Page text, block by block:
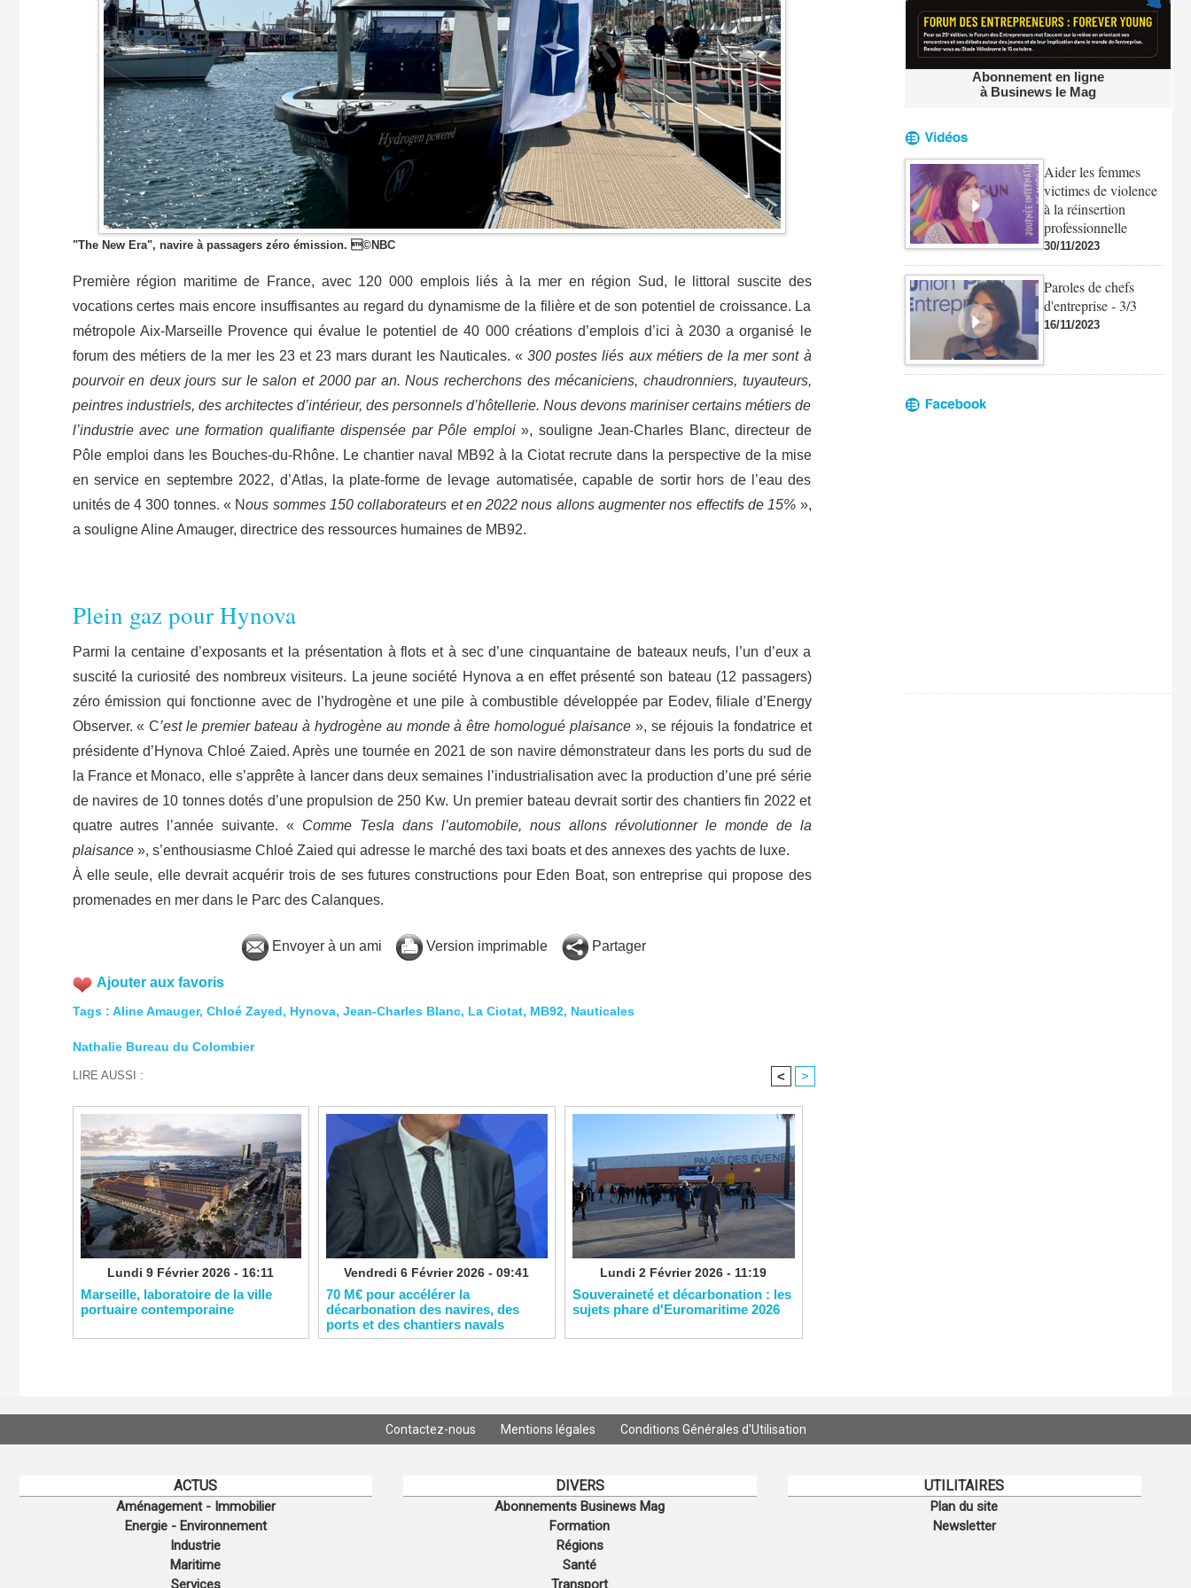
"The New Era", navire à passagers zéro émission. ©NBC
Première région maritime de France, avec 120 000 emplois liés à la mer en région Sud, le littoral suscite des
vocations certes mais encore insuffisantes au regard du dynamisme de la filière et de son potentiel de croissance. La
métropole Aix-Marseille Provence qui évalue le potentiel de 40 000 créations d’emplois d’ici à 2030 a organisé le
forum des métiers de la mer les 23 et 23 mars durant les Nauticales. « 300 postes liés aux métiers de la mer sont à
pourvoir en deux jours sur le salon et 2000 par an. Nous recherchons des mécaniciens, chaudronniers, tuyauteurs,
peintres industriels, des architectes d’intérieur, des personnels d’hôtellerie. Nous devons mariniser certains métiers de
l’industrie avec une formation qualifiante dispensée par Pôle emploi », souligne Jean-Charles Blanc, directeur de
Pôle emploi dans les Bouches-du-Rhône. Le chantier naval MB92 à la Ciotat recrute dans la perspective de la mise
en service en septembre 2022, d’Atlas, la plate-forme de levage automatisée, capable de sortir hors de l’eau des
unités de 4 300 tonnes. « Nous sommes 150 collaborateurs et en 2022 nous allons augmenter nos effectifs de 15% »,
a souligne Aline Amauger, directrice des ressources humaines de MB92.
​Plein gaz pour Hynova
Parmi la centaine d’exposants et la présentation à flots et à sec d’une cinquantaine de bateaux neufs, l’un d’eux a
suscité la curiosité des nombreux visiteurs. La jeune société Hynova a en effet présenté son bateau (12 passagers)
zéro émission qui fonctionne avec de l’hydrogène et une pile à combustible développée par Eodev, filiale d’Energy
Observer. « C’est le premier bateau à hydrogène au monde à être homologué plaisance», se réjouis la fondatrice et
présidente d’Hynova Chloé Zaied. Après une tournée en 2021 de son navire démonstrateur dans les ports du sud de
la France et Monaco, elle s’apprête à lancer dans deux semaines l’industrialisation avec la production d’une pré série
de navires de 10 tonnes dotés d’une propulsion de 250 Kw. Un premier bateau devrait sortir des chantiers fin 2022 et
quatre autres l’année suivante. « Comme Tesla dans l’automobile, nous allons révolutionner le monde de la
plaisance », s’enthousiasme Chloé Zaied qui adresse le marché des taxi boats et des annexes des yachts de luxe.
À elle seule, elle devrait acquérir trois de ses futures constructions pour Eden Boat, son entreprise qui propose des
promenades en mer dans le Parc des Calanques.
Envoyer à un ami Version imprimable Partager
Ajouter aux favoris
Tags: Aline Amauger, Chloé Zayed, Hynova, Jean-Charles Blanc, La Ciotat, MB92, Nauticales
Nathalie Bureau du Colombier
LIRE AUSSI : < >
Lundi 9 Février 2026 - 16:11
​Marseille, laboratoire de la ville
portuaire contemporaine
Vendredi 6 Février 2026 - 09:41
​70 M€ pour accélérer la
décarbonation des navires, des
ports et des chantiers navals
Lundi 2 Février 2026 - 11:19
Souveraineté et décarbonation : les
sujets phare d'Euromaritime 2026
Abonnement en ligne
à Businews le Mag
Aider les femmes
victimes de violence
à la réinsertion
professionnelle
30/11/2023
Paroles de chefs
d'entreprise - 3/3
16/11/2023
Contactez-nous Mentions légales Conditions Générales d'Utilisation
ACTUS
Aménagement - Immobilier
Energie - Environnement
Industrie
Maritime
Services
DIVERS
Abonnements Businews Mag
Formation
Régions
Santé
Transport
UTILITAIRES
Plan du site
Newsletter